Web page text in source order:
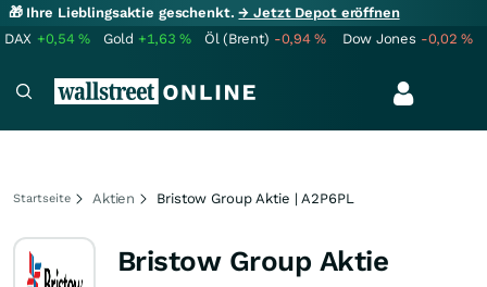
🎁 Ihre Lieblingsaktie geschenkt.→ Jetzt Depot eröffnen
DAX +0,54% Gold +1,63% Öl (Brent) -0,94% Dow Jones -0,02%
Startseite Aktien Bristow Group Aktie | A2P6PL
Bristow Group Aktie